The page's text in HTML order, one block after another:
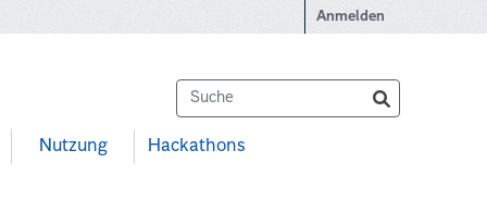
Anmelden
Nutzung Hackathons